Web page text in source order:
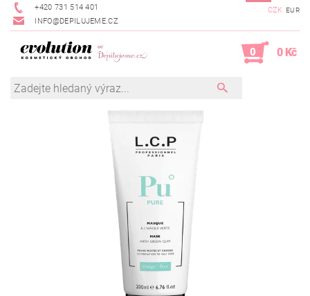
+420 731 514 401
INFO@DEPILUJEME.CZ
CZK EUR
0 0 Kč